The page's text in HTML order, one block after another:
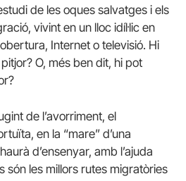
de les oques salvatges i els
vivint en un lloc idíl·lic en
Internet o televisió. Hi
O, més ben dit, hi pot
de l’avorriment, el
en la “mare” d’una
d’ensenyar, amb l’ajuda
són les millors rutes migratòries